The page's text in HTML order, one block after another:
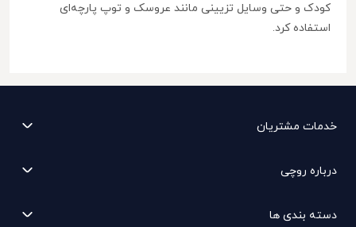
کودک و حتی وسایل تزیینی مانند عروسک و توپ پارچه‌ای
استفاده کرد.
خدمات مشتریان
درباره روچی
دسته بندی ها